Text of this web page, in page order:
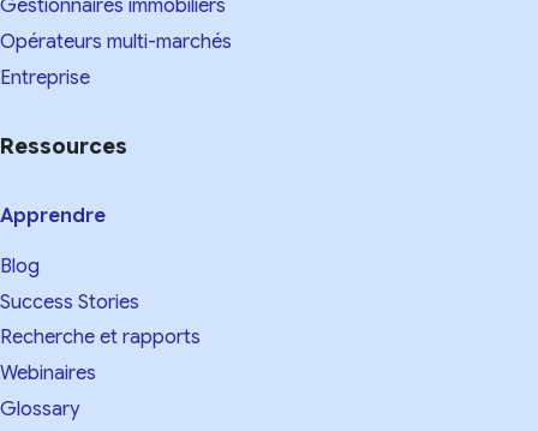
Gestionnaires immobiliers
Opérateurs multi-marchés
Entreprise
Ressources
Apprendre
Blog
Success Stories
Recherche et rapports
Webinaires
Glossary